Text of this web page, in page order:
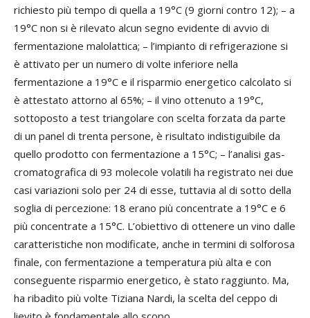
richiesto più tempo di quella a 19°C (9 giorni contro 12); – a
19°C non si è rilevato alcun segno evidente di avvio di
fermentazione malolattica; – l’impianto di refrigerazione si
è attivato per un numero di volte inferiore nella
fermentazione a 19°C e il risparmio energetico calcolato si
è attestato attorno al 65%; – il vino ottenuto a 19°C,
sottoposto a test triangolare con scelta forzata da parte
di un panel di trenta persone, è risultato indistiguibile da
quello prodotto con fermentazione a 15°C; – l’analisi gas-
cromatografica di 93 molecole volatili ha registrato nei due
casi variazioni solo per 24 di esse, tuttavia al di sotto della
soglia di percezione: 18 erano più concentrate a 19°C e 6
più concentrate a 15°C. L’obiettivo di ottenere un vino dalle
caratteristiche non modificate, anche in termini di solforosa
finale, con fermentazione a temperatura più alta e con
conseguente risparmio energetico, è stato raggiunto. Ma,
ha ribadito più volte Tiziana Nardi, la scelta del ceppo di